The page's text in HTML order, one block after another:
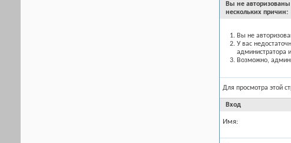
Вы не авторизованы
нескольких причин:
Вы не
У вас
администратора
Возможно,
Для просмотра этой
Вход
Имя: